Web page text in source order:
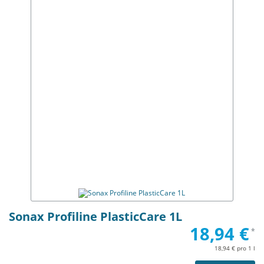
Sonax Profiline PlasticCare 1L
18,94 €*
18,94 € pro 1 l